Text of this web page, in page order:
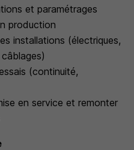
et paramétrages
production
installations (électriques,
(continuité,
en service et remonter